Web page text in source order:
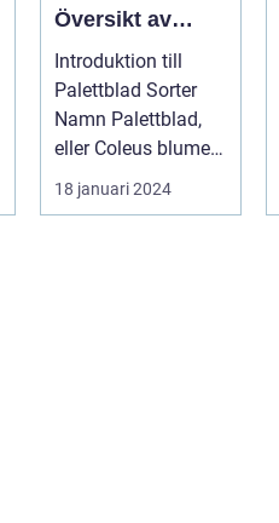
Översikt av
Olika Variationer
och Egenskaper
Introduktion till
Palettblad Sorter
Namn Palettblad,
eller Coleus blumei
som det
vetenskapligt kall...
18 januari 2024